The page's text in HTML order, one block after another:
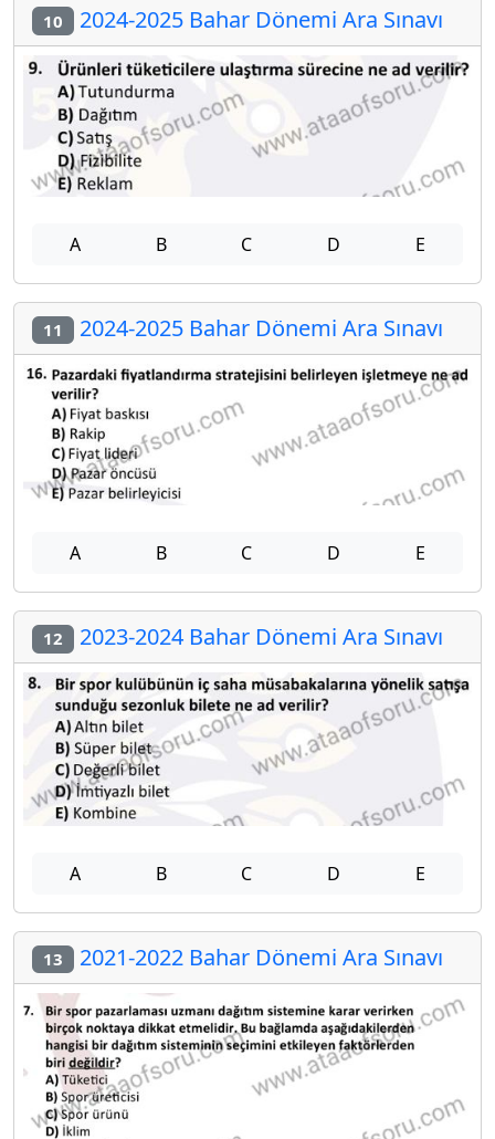
10 2024-2025 Bahar Dönemi Ara Sınavı
A B C D E
11 2024-2025 Bahar Dönemi Ara Sınavı
A B C D E
12 2023-2024 Bahar Dönemi Ara Sınavı
A B C D E
13 2021-2022 Bahar Dönemi Ara Sınavı